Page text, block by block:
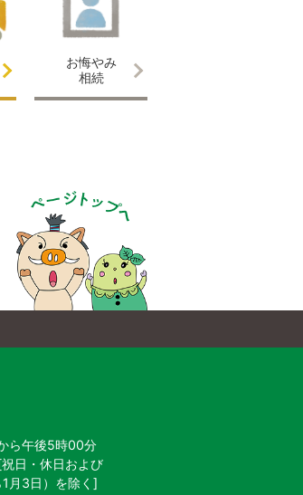
お悔やみ
相続
ら午後5時00分
日・休日および
1月3日）を除く]